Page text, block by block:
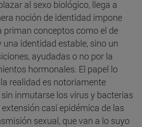
al sexo biológico, llega a
noción de identidad impone
priman conceptos como el de
una identidad estable, sino un
ayudadas o no por la
hormonales. El papel lo
realidad es notoriamente
inmutarse los virus y bacterias
casi epidémica de las
sexual, que van a lo suyo